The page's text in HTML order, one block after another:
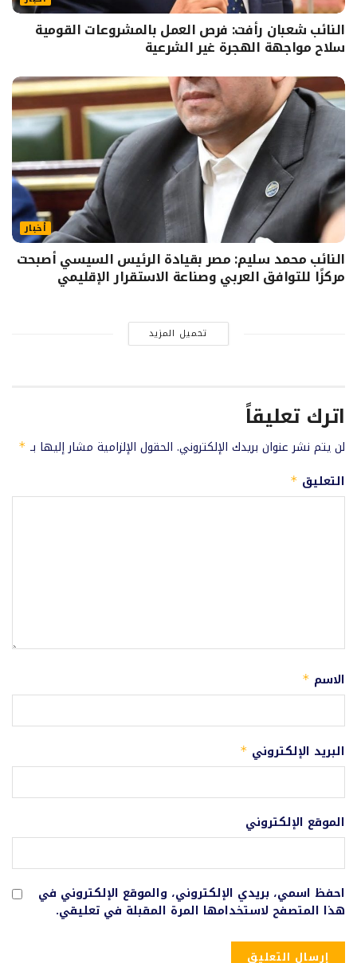
النائب شعبان رأفت: فرص العمل بالمشروعات القومية
سلاح مواجهة الهجرة غير الشرعية
أخبار
النائب محمد سليم: مصر بقيادة الرئيس السيسي أصبحت
مركزًا للتوافق العربي وصناعة الاستقرار الإقليمي
تحميل المزيد
اترك تعليقاً
لن يتم نشر عنوان بريدك الإلكتروني. الحقول الإلزامية مشار إليها بـ *
التعليق *
الاسم *
البريد الإلكتروني *
الموقع الإلكتروني
احفظ اسمي، بريدي الإلكتروني، والموقع الإلكتروني في
هذا المتصفح لاستخدامها المرة المقبلة في تعليقي.